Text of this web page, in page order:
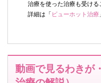
治療を使った治療も受ける
詳細は「 ビューホット治療
動画で見るわきが